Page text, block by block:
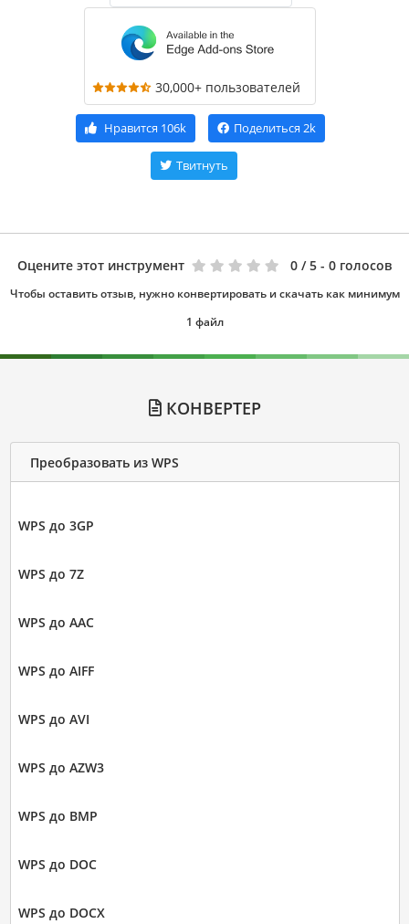
30,000+ пользователей
Нравится 106k Поделиться 2k
Твитнуть
Оцените этот инструмент 0 / 5 - 0 голосов
Чтобы оставить отзыв, нужно конвертировать и скачать как минимум
1 файл
КОНВЕРТЕР
Преобразовать из WPS
WPS до 3GP
WPS до 7Z
WPS до AAC
WPS до AIFF
WPS до AVI
WPS до AZW3
WPS до BMP
WPS до DOC
WPS до DOCX